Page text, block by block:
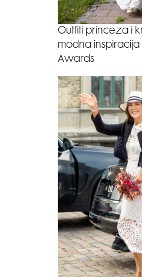
Outfiti princeza i
modna inspiracija
Awards